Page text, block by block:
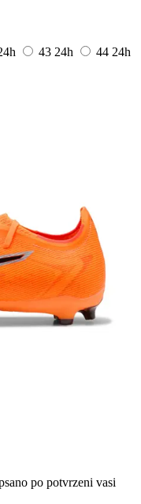
43 24h 44 24h
po potvrzeni vasi